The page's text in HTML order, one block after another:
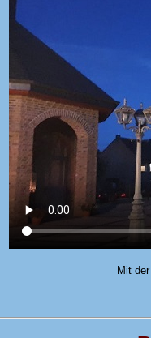
Mit